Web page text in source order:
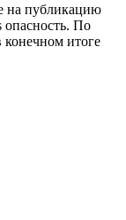
на публикацию
опасность. По
конечном итоге